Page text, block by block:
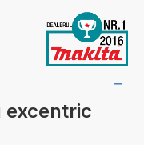
excentric